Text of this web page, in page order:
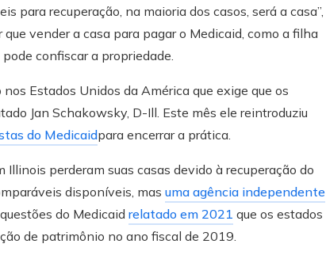
para recuperação, na maioria dos casos, será a casa”,
vender a casa para pagar o Medicaid, como a filha
confiscar a propriedade.
Estados Unidos da América que exige que os
Jan Schakowsky, D-Ill. Este mês ele reintroduziu
do Medicaidpara encerrar a prática.
perderam suas casas devido à recuperação do
​​disponíveis, mas uma agência independente
do Medicaid relatado em 2021 que os estados
de patrimônio no ano fiscal de 2019.